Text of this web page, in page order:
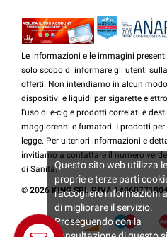
Le informazioni e le immagini
solo scopo di informare gli utenti
offerti. Non intendiamo in alcun
dispositivi e liquidi per sigarette
l'uso di e-cig e prodotti correlati è
maggiorenni e fumatori. I prodotti
legge. Per ulteriori informazioni e
invitiamo a contattare il numero verde
di Sanità.
© 2026 KING SRL P.IVA
Questo sito web utilizza le
proprie e terze parti
raccogliere informazioni
di migliorare il servizio.
Proseguendo con la